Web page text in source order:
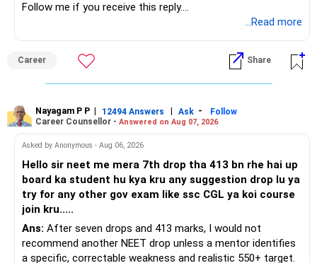
» ULIP Policies
You have a large ULIP with Rs.15 lakh annual premium.
Three years are already paid, with Rs.30 lakh still payable.
You also have another Rs.10 lakh ULIP and an LIC policy.
At your present stage, these policies should not
Ask for the following details for each policy:
– Current surrender value
– Maturity value
– Remaining premium
Follow me if you receive this reply.
...Read more
Career Share
Nayagam P P | 12494 Answers | Ask -
Follow
Career Counsellor - Answered on Aug 07, 2026
Asked by Anonymous - Aug 06, 2026
Hello sir neet me mera 7th drop tha 413 bn rhe hai up
board ka student hu kya kru any suggestion drop lu ya
try for any other gov exam like ssc CGL ya koi course
join kru.....
Ans: After seven drops and 413 marks, I would not
recommend another NEET drop unless a mentor identifies
a specific, correctable weakness and realistic 550+ target.